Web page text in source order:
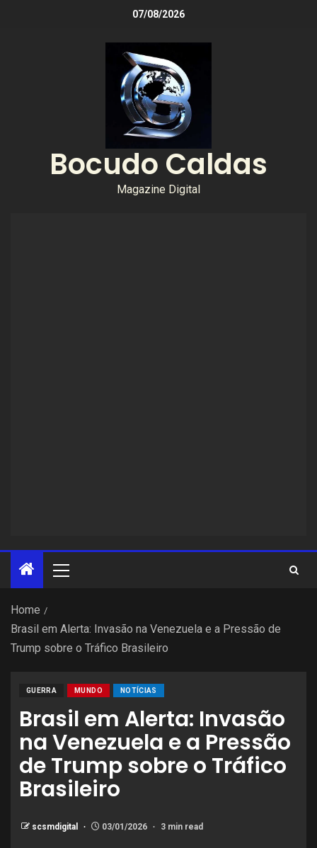
07/08/2026
Bocudo Caldas
Magazine Digital
Home
Brasil em Alerta: Invasão na Venezuela e a Pressão de
Trump sobre o Tráfico Brasileiro
GUERRA MUNDO NOTÍCIAS
Brasil em Alerta: Invasão
na Venezuela e a Pressão
de Trump sobre o Tráfico
Brasileiro
scsmdigital 03/01/2026 3 min read